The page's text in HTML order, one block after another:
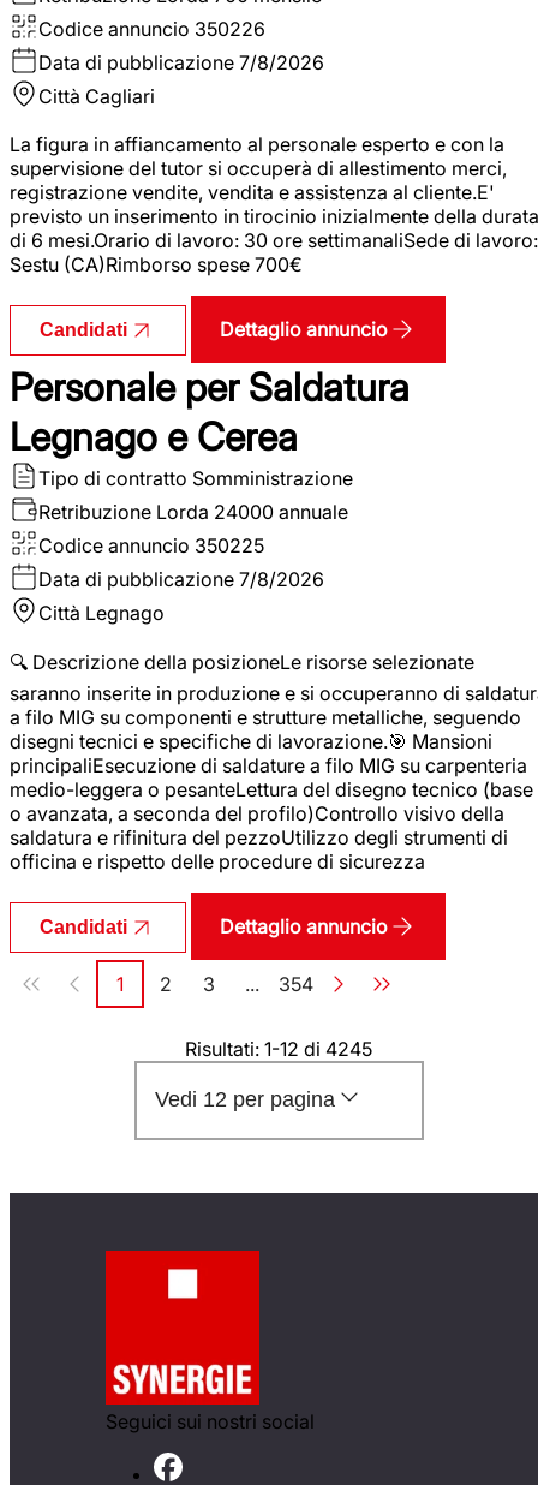
Codice annuncio 350226
Data di pubblicazione 7/8/2026
Città Cagliari
La figura in affiancamento al personale esperto e con la
supervisione del tutor si occuperà di allestimento merci,
registrazione vendite, vendita e assistenza al cliente.E'
previsto un inserimento in tirocinio inizialmente della durata
di 6 mesi.Orario di lavoro: 30 ore settimanaliSede di lavoro:
Sestu (CA)Rimborso spese 700€
Candidati Dettaglio annuncio
Personale per Saldatura
Legnago e Cerea
Tipo di contratto Somministrazione
Retribuzione Lorda 24000 annuale
Codice annuncio 350225
Data di pubblicazione 7/8/2026
Città Legnago
🔍 Descrizione della posizioneLe risorse selezionate
saranno inserite in produzione e si occuperanno di
a filo MIG su componenti e strutture metalliche, seguendo
disegni tecnici e specifiche di lavorazione.🎯 Mansioni
principaliEsecuzione di saldature a filo MIG su carpenteria
medio-leggera o pesanteLettura del disegno tecnico (base
o avanzata, a seconda del profilo)Controllo visivo della
saldatura e rifinitura del pezzoUtilizzo degli strumenti di
officina e rispetto delle procedure di sicurezza
Candidati Dettaglio annuncio
Paginazione
Pagina
1 Pagina
2 Pagina
3 ... Pagina
354
Risultati: 1-12 di 4245
Vedi 12 per pagina
Seguici sui nostri social